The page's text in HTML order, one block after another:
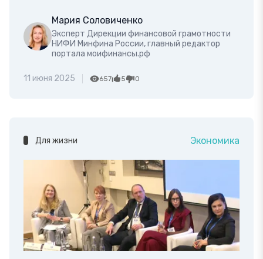
Мария Соловиченко
Эксперт Дирекции финансовой грамотности
НИФИ Минфина России, главный редактор
портала моифинансы.рф
11 июня 2025 657 5 0
Для жизни Экономика